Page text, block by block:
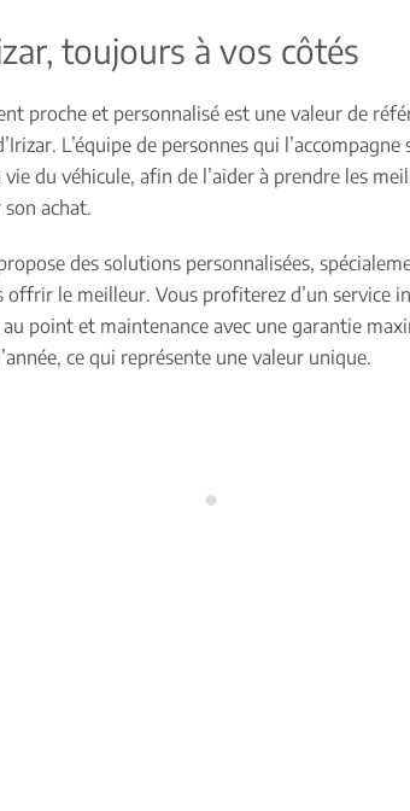
toujours à vos côtés
proche et personnalisé est une valeur de
L’équipe de personnes qui l’accompagne
du véhicule, afin de l’aider à prendre les
achat.
des solutions personnalisées,
offrir le meilleur. Vous profiterez d’un service
point et maintenance avec une garantie
ce qui représente une valeur unique.